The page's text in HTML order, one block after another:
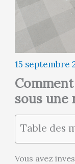
15 septembre
sous une
Table des
Vous avez